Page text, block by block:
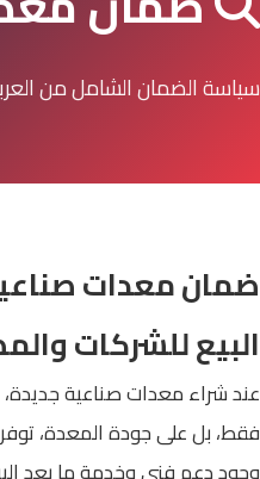
سياسة الضمان الشامل من
ضمان معدات
البيع للشركات
عند شراء معدات صناعية جديدة،
فقط، بل على جودة المعدة، توفر
وجود دعم فني وخدمة ما بعد